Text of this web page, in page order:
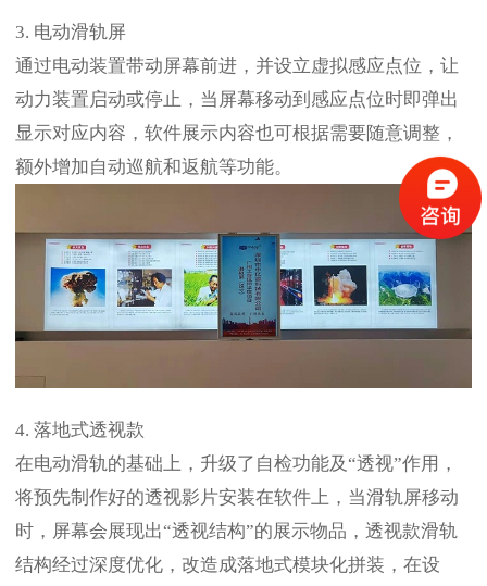
3. 电动滑轨屏
通过电动装置带动屏幕前进，并设立虚拟感应点位，让
动力装置启动或停止，当屏幕移动到感应点位时即弹出
显示对应内容，软件展示内容也可根据需要随意调整，
额外增加自动巡航和返航等功能。
4. 落地式透视款
在电动滑轨的基础上，升级了自检功能及“透视”作用，
将预先制作好的透视影片安装在软件上，当滑轨屏移动
时，屏幕会展现出“透视结构”的展示物品，透视款滑轨
结构经过深度优化，改造成落地式模块化拼装，在设